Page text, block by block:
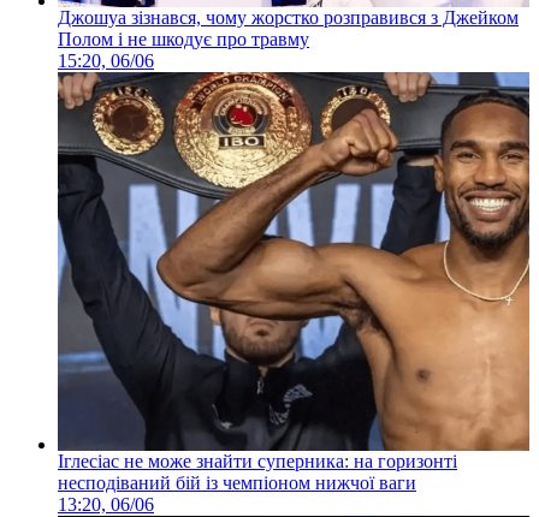
Джошуа зізнався, чому жорстко розправився з Джейком
Полом і не шкодує про травму
15:20, 06/06
Іглесіас не може знайти суперника: на горизонті
несподіваний бій із чемпіоном нижчої ваги
13:20, 06/06